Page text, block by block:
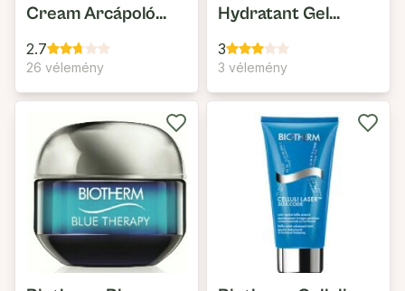
Cream Arcápoló
Normál és
Kombinált Bőrre
2.7
26 vélemény
Hydratant Gel
Nappali Hidratáló
Gél-Krém
3
3 vélemény